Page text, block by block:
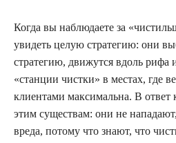
Когда вы наблюдаете за
увидеть целую стратегию: они
стратегию, движутся вдоль рифа
«станции чистки» в местах, где
клиентами максимальна. В ответ
этим существам: они не
вреда, потому что знают, что